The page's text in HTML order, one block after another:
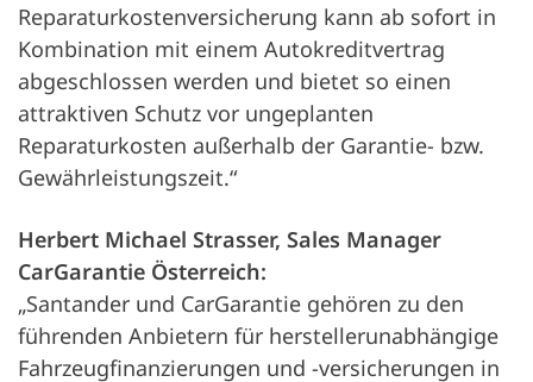
Reparaturkostenversicherung kann ab sofort in
Kombination mit einem Autokreditvertrag
abgeschlossen werden und bietet so einen
attraktiven Schutz vor ungeplanten
Reparaturkosten außerhalb der Garantie- bzw.
Gewährleistungszeit.“
Herbert Michael Strasser, Sales Manager
CarGarantie Österreich:
„Santander und CarGarantie gehören zu den
führenden Anbietern für herstellerunabhängige
Fahrzeugfinanzierungen und -versicherungen in